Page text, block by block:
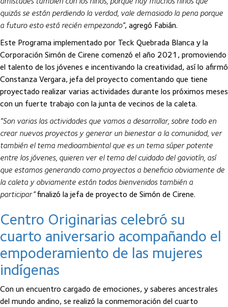
quizás se están perdiendo la verdad, vale demasiado la pena porque
a futuro esto está recién empezando”, agregó Fabián.
Este Programa implementado por Teck Quebrada Blanca y la
Corporación Simón de Cirene comenzó el año 2021, promoviendo
el talento de los jóvenes e incentivando la creatividad, así lo afirmó
Constanza Vergara, jefa del proyecto comentando que tiene
proyectado realizar varias actividades durante los próximos meses
con un fuerte trabajo con la junta de vecinos de la caleta.
“Son varias las actividades que vamos a desarrollar, sobre todo en
crear nuevos proyectos y generar un bienestar a la comunidad, ver
también el tema medioambiental que es un tema súper potente
entre los jóvenes, quieren ver el tema del cuidado del gaviotín, así
que estamos generando como proyectos a beneficio obviamente de
la caleta y obviamente están todos bienvenidos también a
participar”finalizó la jefa de proyecto de Simón de Cirene.
Centro Originarias celebró su
cuarto aniversario acompañando el
empoderamiento de las mujeres
indígenas
Con un encuentro cargado de emociones, y saberes ancestrales
del mundo andino, se realizó la conmemoración del cuarto